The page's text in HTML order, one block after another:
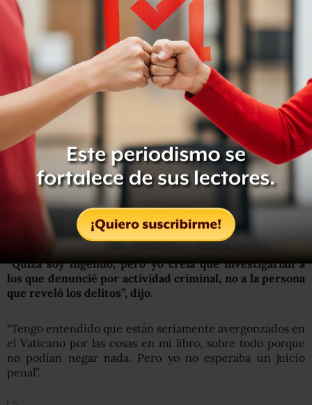
“Hermandad de delincuencia”
Chaouqui fue puesta en libertad poco después de su
arresto después de comprometerse a cooperar con las
autoridades. Monseñor Vallejo Balda permanece en una
celda del Vaticano.
Ambos, junto con el ayudante Nicola Maio,
están
acusados de formar “una hermandad de delincuencia” y
robar documentos, según el Vaticano.
Fittipaldi dijo a medios locales que estaba “asombrado” de
la decisión de encausarlos.
“Quizá soy ingenuo, pero yo creía que investigarían a
los que denuncié por actividad criminal, no a la persona
que reveló los delitos”, dijo.
“Tengo entendido que están seriamente avergonzados en
el Vaticano por las cosas en mi libro, sobre todo porque
no podían negar nada. Pero yo no esperaba un juicio
penal”.